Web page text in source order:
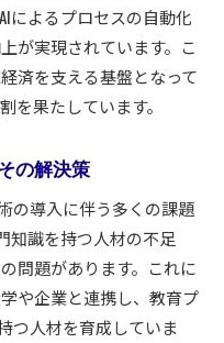
によるプロセスの自動化
が実現されています。こ
済を支える基盤となって
を果たしています。
の解決策
の導入に伴う多くの課題
知識を持つ人材の不足
問題があります。これに
や企業と連携し、教育プ
つ人材を育成していま